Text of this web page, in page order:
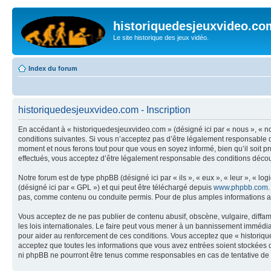
Le site historique des jeux vidéo.
Index du forum
historiquedesjeuxvideo.com - Inscription
En accédant à « historiquedesjeuxvideo.com » (désigné ici par « nous », «
conditions suivantes. Si vous n’acceptez pas d’être légalement
moment et nous ferons tout pour que vous en soyez informé, bien qu’il soit
effectués, vous acceptez d’être légalement responsable des conditions
Notre forum est de type phpBB (désigné ici par « ils », « eux », « leur », «
(désigné ici par « GPL ») et qui peut être téléchargé depuis www.phpbb.com
pas, comme contenu ou conduite permis. Pour de plus amples informations
Vous acceptez de ne pas publier de contenu abusif, obscène, vulgaire,
les lois internationales. Le faire peut vous mener à un bannissement
pour aider au renforcement de ces conditions. Vous acceptez que «
acceptez que toutes les informations que vous avez entrées soient
ni phpBB ne pourront être tenus comme responsables en cas de tentative